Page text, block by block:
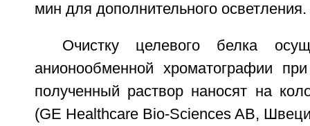
мин для дополнительного осветления.
Очистку целевого белка
анионообменной хроматографии
полученный раствор наносят на
(GE Healthcare Bio-Sciences AB,